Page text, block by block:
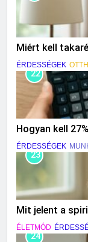
Miért kell
ÉRDESSÉGEK
22
Hogyan kell
ÉRDESSÉGEK
23
Mit jelent a
ÉLETMÓD
24